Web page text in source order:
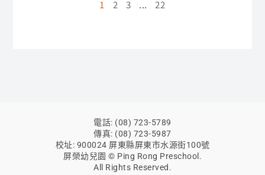
1 2 3 ... 22
電話: (08) 723-5789
傳真: (08) 723-5987
校址: 900024 屏東縣屏東市水源街100號
屏榮幼兒園 © Ping Rong Preschool.
All Rights Reserved.